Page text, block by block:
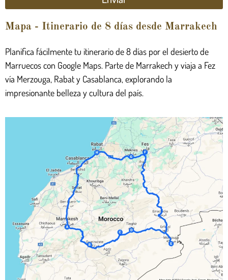
Mapa - Itinerario de 8 días desde Marrakech
Planifica fácilmente tu itinerario de 8 días por el desierto de
Marruecos con Google Maps. Parte de Marrakech y viaja a Fez
vía Merzouga, Rabat y Casablanca, explorando la
impresionante belleza y cultura del país.